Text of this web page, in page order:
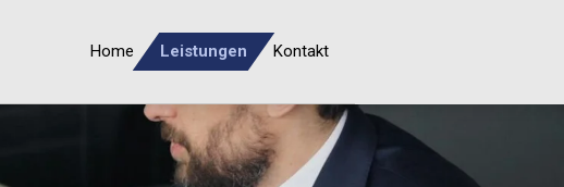
Home Leistungen Kontakt